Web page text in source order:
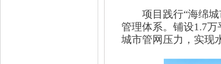
项目践行“海绵
管理体系。铺设1.7
城市管网压力，实现